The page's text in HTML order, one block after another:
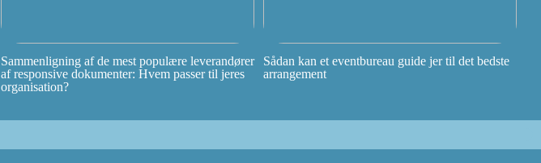
Sammenligning af de mest populære leverandører
af responsive dokumenter: Hvem passer til jeres
organisation?
Sådan kan et eventbureau guide jer til det bedste
arrangement